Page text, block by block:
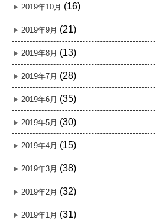
2019年10月 (16)
2019年9月 (21)
2019年8月 (13)
2019年7月 (28)
2019年6月 (35)
2019年5月 (30)
2019年4月 (15)
2019年3月 (38)
2019年2月 (32)
2019年1月 (31)